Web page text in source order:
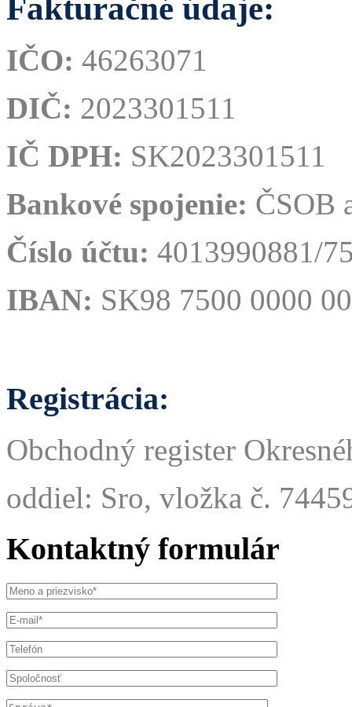
Fakturačné údaje:
IČO: 46263071
DIČ: 2023301511
IČ DPH: SK2023301511
Bankové spojenie: ČSOB
Číslo účtu: 4013990881/
IBAN: SK98 7500 0000
Registrácia:
Obchodný register
oddiel: Sro, vložka č.
Kontaktný formulár